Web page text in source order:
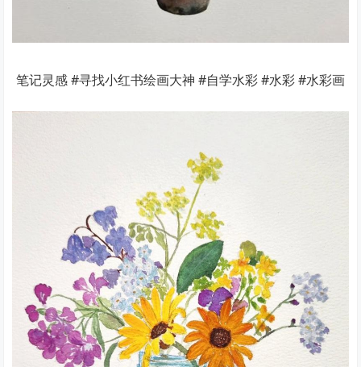
笔记灵感 #寻找小红书绘画大神 #自学水彩 #水彩 #水彩画